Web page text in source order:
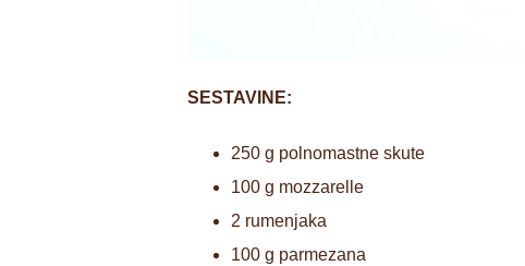
SESTAVINE:
250 g polnomastne skute
100 g mozzarelle
2 rumenjaka
100 g parmezana